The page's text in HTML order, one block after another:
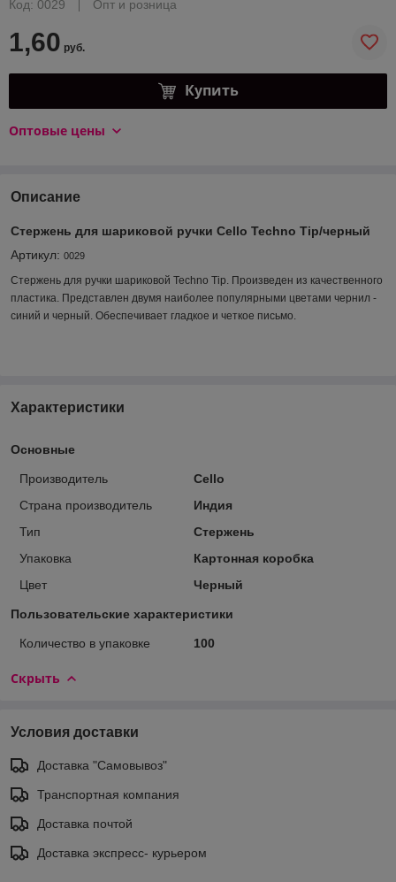
Код: 0029
Опт и розница
1,60 руб.
Купить
Оптовые цены
Описание
Стержень для шариковой ручки Cello Techno Tip/черный
Артикул: 0029
Стержень для ручки шариковой Techno Tip. Произведен из качественного
пластика. Представлен двумя наиболее популярными цветами чернил -
синий и черный. Обеспечивает гладкое и четкое письмо.
Характеристики
Основные
Производитель
Cello
Страна производитель
Индия
Тип
Стержень
Упаковка
Картонная коробка
Цвет
Черный
Пользовательские характеристики
Количество в упаковке 100
Скрыть
Условия доставки
Доставка "Самовывоз"
Транспортная компания
Доставка почтой
Доставка экспреcс- курьером